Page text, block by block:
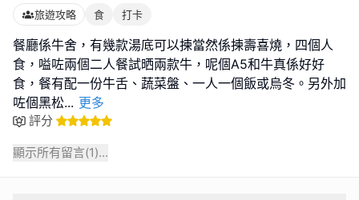
旅遊攻略 食 打卡
餐廳係牛舍，有幾款湯底可以揀當然係揀壽喜燒，四個人
食，嗌咗兩個二人餐試晒兩款牛，呢個A5和牛真係好好
食，餐有配一份牛舌、蔬菜盤、一人一個飯或烏冬。另外加
咗個黑松... 更多
評分
顯示所有留言(1)...